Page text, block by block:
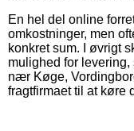
En hel del online
omkostninger, men
konkret sum. I øvrigt
mulighed for
nær Køge,
fragtfirmaet til at køre